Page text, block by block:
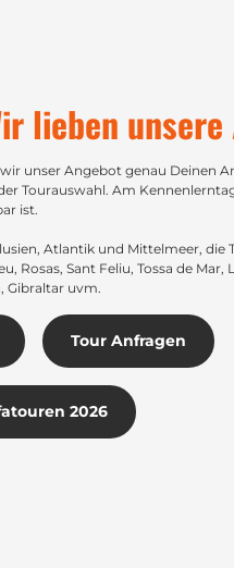
lieben
unser Angebot genau Deinen
Tourauswahl. Am
ist.
Atlantik und Mittelmeer, die
Rosas, Sant Feliu, Tossa de Mar,
Gibraltar uvm.
Tour Anfragen
2026